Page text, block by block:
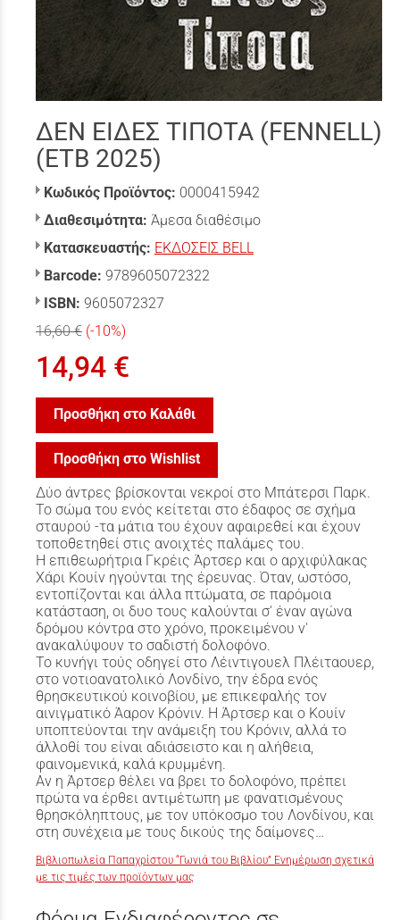
ΔΕΝ ΕΙΔΕΣ ΤΙΠΟΤΑ (FENNELL)
(ΕΤΒ 2025)
Κωδικός Προϊόντος: 0000415942
Διαθεσιμότητα: Άμεσα διαθέσιμο
Κατασκευαστής: ΕΚΔΟΣΕΙΣ BELL
Barcode: 9789605072322
ISBN: 9605072327
16,60 € (-10%)
14,94 €
Προσθήκη στο Καλάθι
Προσθήκη στο Wishlist
Δύο άντρες βρίσκονται νεκροί στο Μπάτερσι Παρκ.
Το σώμα του ενός κείτεται στο έδαφος σε σχήμα
σταυρού -τα μάτια του έχουν αφαιρεθεί και έχουν
τοποθετηθεί στις ανοιχτές παλάμες του.
Η επιθεωρήτρια Γκρέις Άρτσερ και ο αρχιφύλακας
Χάρι Κουίν ηγούνται της έρευνας. Όταν, ωστόσο,
εντοπίζονται και άλλα πτώματα, σε παρόμοια
κατάσταση, οι δυο τους καλούνται σ' έναν αγώνα
δρόμου κόντρα στο χρόνο, προκειμένου ν'
ανακαλύψουν το σαδιστή δολοφόνο.
Το κυνήγι τούς οδηγεί στο Λέιντιγουελ Πλέιταουερ,
στο νοτιοανατολικό Λονδίνο, την έδρα ενός
θρησκευτικού κοινοβίου, με επικεφαλής τον
αινιγματικό Άαρον Κρόνιν. Η Άρτσερ και ο Κουίν
υποπτεύονται την ανάμειξη του Κρόνιν, αλλά το
άλλοθί του είναι αδιάσειστο και η αλήθεια,
φαινομενικά, καλά κρυμμένη.
Αν η Άρτσερ θέλει να βρει το δολοφόνο, πρέπει
πρώτα να έρθει αντιμέτωπη με φανατισμένους
θρησκόληπτους, με τον υπόκοσμο του Λονδίνου, και
στη συνέχεια με τους δικούς της δαίμονες…
Βιβλιοπωλεία Παπαχρίστου “Γωνιά του Βιβλίου” Ενημέρωση σχετικά
με τις τιμές των προϊόντων μας